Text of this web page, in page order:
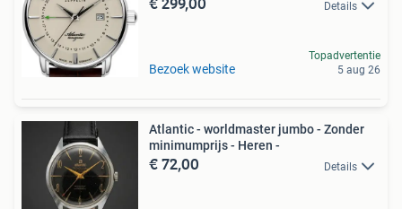
Details
Bezoek website
Topadvertentie
5 aug 26
Atlantic - worldmaster jumbo - Zonder
minimumprijs - Heren -
€ 72,00 Details